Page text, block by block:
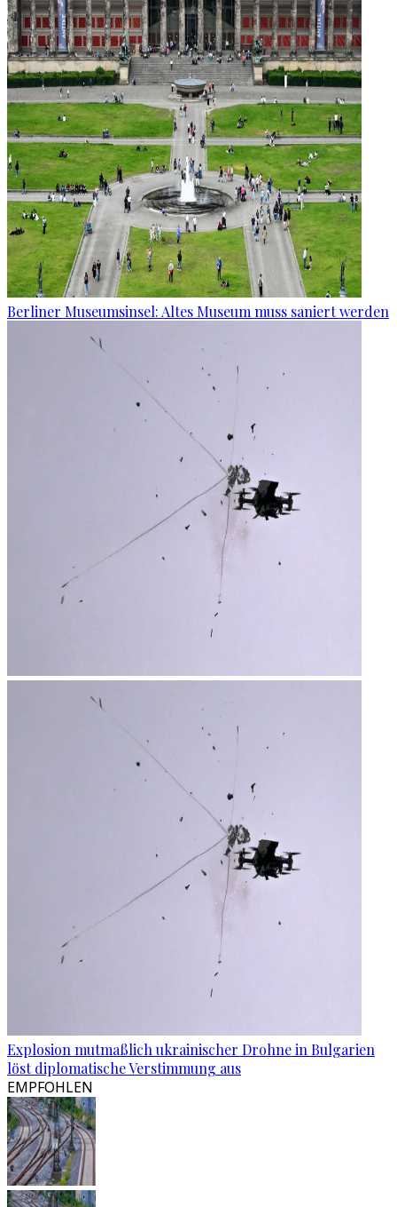
Berliner Museumsinsel: Altes Museum muss saniert werden
Explosion mutmaßlich ukrainischer Drohne in Bulgarien
löst diplomatische Verstimmung aus
EMPFOHLEN